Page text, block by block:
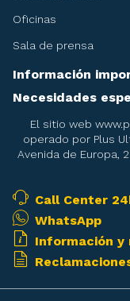
Oficinas
Sala de prensa
Información
Recomendaciones
Condiciones del
Condiciones de la
Condiciones del
Mascotas
Armas deportivas
Equipajes especiales
Necesidades
Servicio de
Embarazadas
Pasajeros en camilla
Pasajeros con
El sitio web
operado por Plus
Avenida de Europa,
Call Center
WhatsApp
Información y